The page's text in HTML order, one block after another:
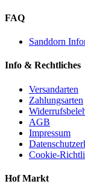
FAQ
Sanddorn
Info & Rechtliches
Versandarten
Zahlungsarten
AGB
Impressum
Cookie-
Hof Markt